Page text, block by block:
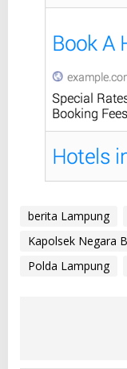
berita Lampung
Kapolsek Negara
Polda Lampung